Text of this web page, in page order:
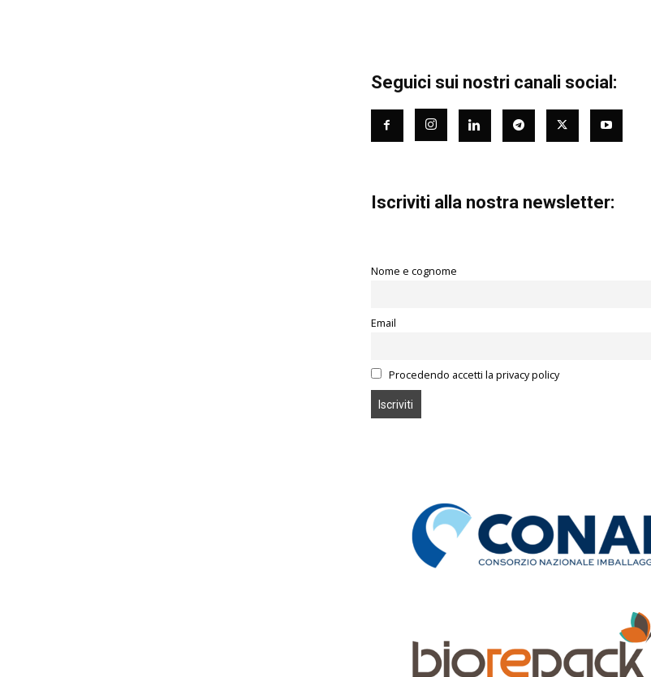
Seguici sui nostri canali social:
Iscriviti alla nostra newsletter:
Nome e cognome
Email
Procedendo accetti la privacy policy